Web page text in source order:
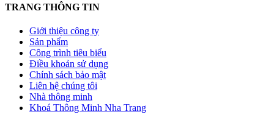
TRANG THÔNG TIN
Giới thiệu công ty
Sản phẩm
Công trình tiêu biểu
Điều khoản sử dụng
Chính sách bảo mật
Liên hệ chúng tôi
Nhà thông minh
Khoá Thông Minh Nha Trang